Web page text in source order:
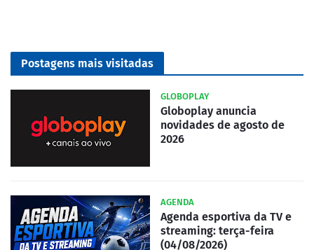
Postagens mais visitadas
GLOBOPLAY
Globoplay anuncia
novidades de agosto de
2026
AGENDA
Agenda esportiva da TV e
streaming: terça-feira
(04/08/2026)